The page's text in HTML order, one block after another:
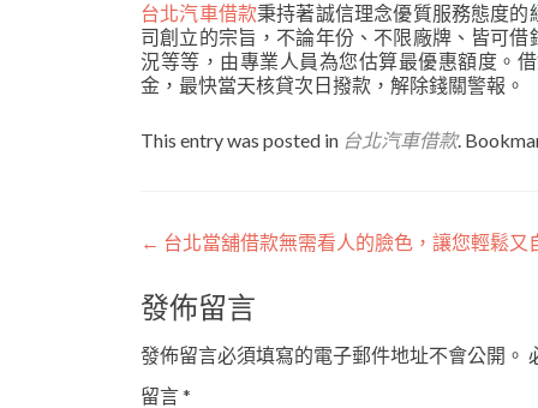
台北汽車借款秉持著誠信理念優質服務態度
司創立的宗旨，不論年份、不限廠牌、皆可
況等等，由專業人員為您估算最優惠額度。
金，最快當天核貸次日撥款，解除錢關警報。
This entry was posted in 台北汽車借款.
文
章
導
覽
← 台北當舖借款無需看人的臉色，讓您輕鬆又
發佈留言
發佈留言必須填寫的電子郵件地址不會公開。
留言*